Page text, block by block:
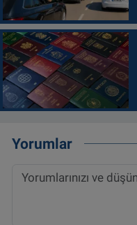
Yorumlar